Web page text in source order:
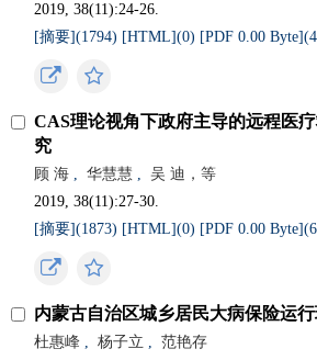
2019, 38(11):24-26.
[摘要](1794) [HTML](0) [PDF 0.00 Byte](
CAS理论视角下政府主导的远程医
究
顾 海 , 华慧慧 ,
吴 迪，等
2019, 38(11):27-30.
[摘要](1873) [HTML](0) [PDF 0.00 Byte](
内蒙古自治区城乡居民大病保险运
杜惠峰 , 杨子立 ,
范艳存